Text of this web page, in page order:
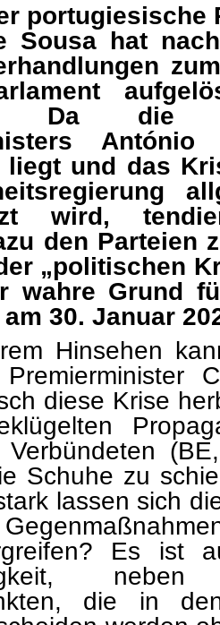
portugiesische
Sousa hat
Da die
liegt und das
wird,
den Parteien
„politischen
wahre Grund
am 30. Januar
Hinsehen
diese Krise
Verbündeten
Schuhe zu
lassen sich
Es ist
die in